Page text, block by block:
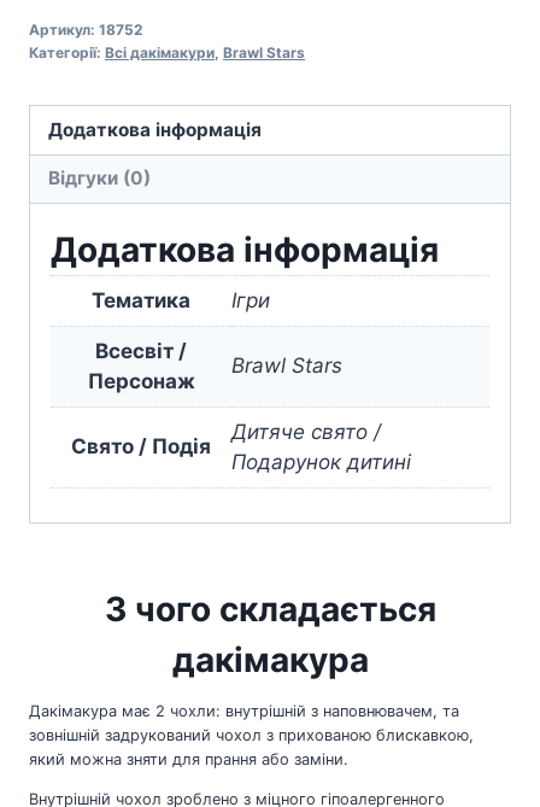
Brawl
Stars
кількість
Артикул: 18752
Категорії: Всі дакімакури, Brawl Stars
Додаткова інформація
Відгуки (0)
Додаткова інформація
Тематика Ігри
Всесвіт /
Персонаж
Brawl Stars
Свято / Подія
Дитяче свято /
Подарунок дитині
З чого складається
дакімакура
Дакімакура має 2 чохли: внутрішній з наповнювачем, та
зовнішній задрукований чохол з прихованою блискавкою,
який можна зняти для прання або заміни.
Внутрішній чохол зроблено з міцного гіпоалергенного